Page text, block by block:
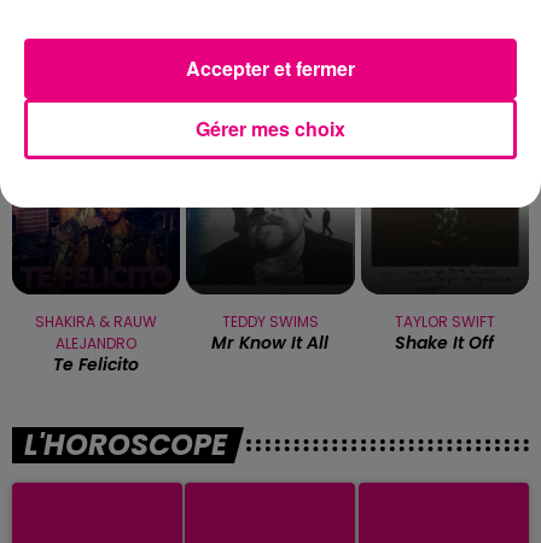
TITRES DIFFUSÉS
1h04
1h04
SHAKIRA & RAUW
ALEJANDRO
Te Felicito
1h01
1h01
TEDDY SWIMS
Mr Know It All
0h57
0h57
TAYLOR SWIFT
Shake It Off
L'HOROSCOPE
Gérer mes choix
Accepter et fermer